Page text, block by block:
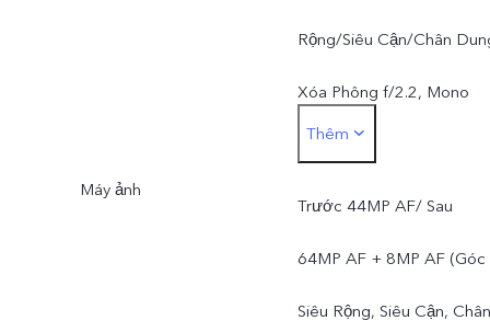
Rộng/Siêu Cận/Chân
Xóa Phông f/2.2, Mono
f/2.4
Thêm
Máy ảnh
Trước 44MP AF/ Sau
64MP AF + 8MP AF (Góc
Siêu Rộng, Siêu Cận, Chân